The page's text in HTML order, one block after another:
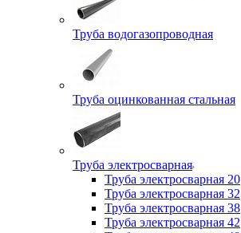
Труба водогазопроводная
Труба оцинкованная стальная
Труба электросварная
Труба электросварная 20
Труба электросварная 32
Труба электросварная 38
Труба электросварная 42